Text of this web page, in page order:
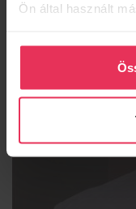
Ön által használt